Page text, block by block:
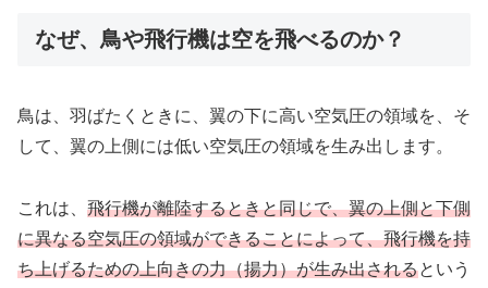
なぜ、鳥や飛行機は空を飛べるのか？
鳥は、羽ばたくときに、翼の下に高い空気圧の領域を、そ
して、翼の上側には低い空気圧の領域を生み出します。
これは、 飛行機が離陸するときと同じで、翼の上側と下側
に異なる空気圧の領域ができることによって、飛行機を持
ち上げるための上向きの力（揚力）が生み出されるという